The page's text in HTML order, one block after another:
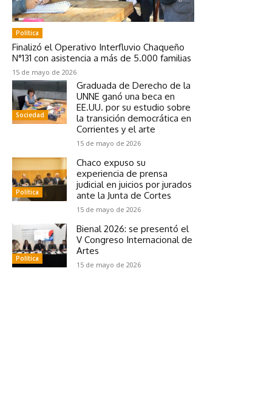
Política
Finalizó el Operativo Interfluvio Chaqueño
N°131 con asistencia a más de 5.000 familias
15 de mayo de 2026
Sociedad
Graduada de Derecho de la
UNNE ganó una beca en
EE.UU. por su estudio sobre
la transición democrática en
Corrientes y el arte
15 de mayo de 2026
Política
Chaco expuso su
experiencia de prensa
judicial en juicios por jurados
ante la Junta de Cortes
15 de mayo de 2026
Política
Bienal 2026: se presentó el
V Congreso Internacional de
Artes
15 de mayo de 2026